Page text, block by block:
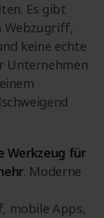
Es gibt
Webzugriff,
keine echte
Unternehmen
Werkzeug für
. Moderne
mobile Apps,